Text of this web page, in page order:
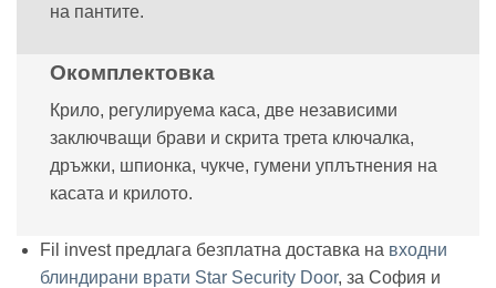
на пантите.
Окомплектовка
Крило, регулируема каса, две независими
заключващи брави и скрита трета ключалка,
дръжки, шпионка, чукче, гумени уплътнения на
касата и крилото.
Fil invest предлага безплатна доставка на входни
блиндирани врати Star Security Door, за София и